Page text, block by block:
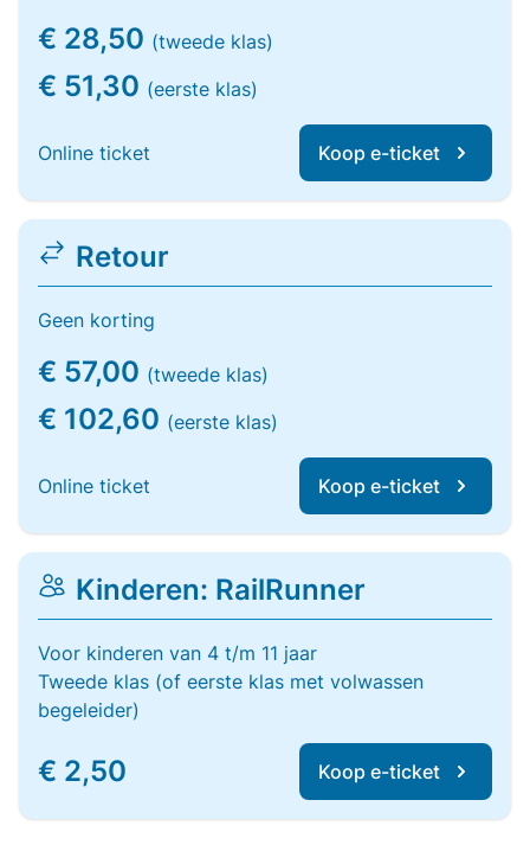
€ 28,50 (tweede klas)
€ 51,30 (eerste klas)
Online ticket Koop e-ticket
Retour
Geen korting
€ 57,00 (tweede klas)
€ 102,60 (eerste klas)
Online ticket Koop e-ticket
Kinderen: RailRunner
Voor kinderen van 4 t/m 11 jaar
Tweede klas (of eerste klas met volwassen
begeleider)
€ 2,50 Koop e-ticket